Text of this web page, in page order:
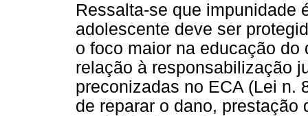
Ressalta-se que impunidade
adolescente deve ser
o foco maior na educação
relação à responsabilização
preconizadas no ECA (Lei n.
de reparar o dano,